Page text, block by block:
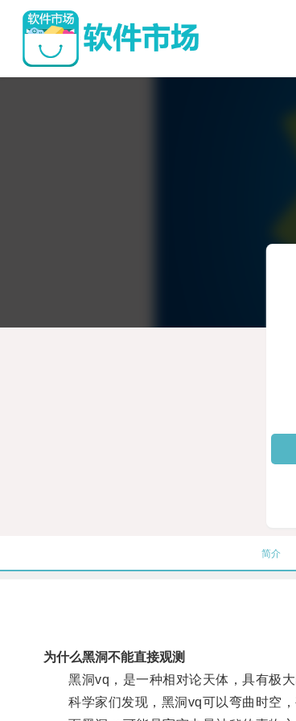
简介
为什么黑洞不能直接观测
黑洞vq，是一种相对论天体，具有极大
科学家们发现，黑洞vq可以弯曲时空，